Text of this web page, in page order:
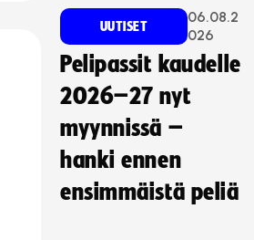
UUTISET
06.08.2
026
Pelipassit kaudelle
2026–27 nyt
myynnissä –
hanki ennen
ensimmäistä peliä